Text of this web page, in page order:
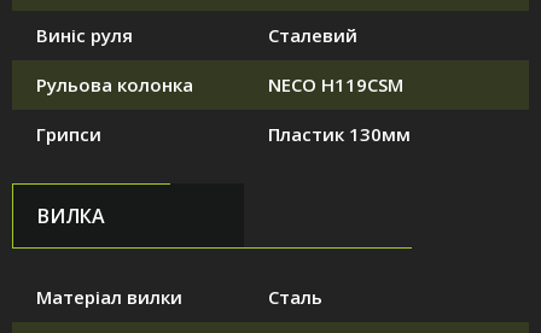
Виніс руля Сталевий
Рульова колонка NECO H119CSM
Грипси Пластик 130мм
ВИЛКА
Матеріал вилки Сталь